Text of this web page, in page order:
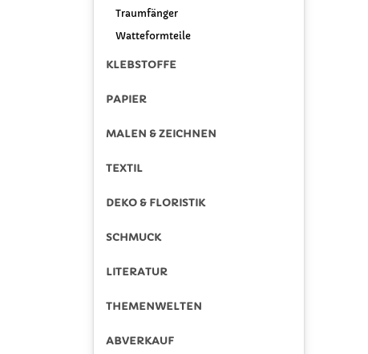
Traumfänger
Watteformteile
KLEBSTOFFE
PAPIER
MALEN & ZEICHNEN
TEXTIL
DEKO & FLORISTIK
SCHMUCK
LITERATUR
THEMENWELTEN
ABVERKAUF